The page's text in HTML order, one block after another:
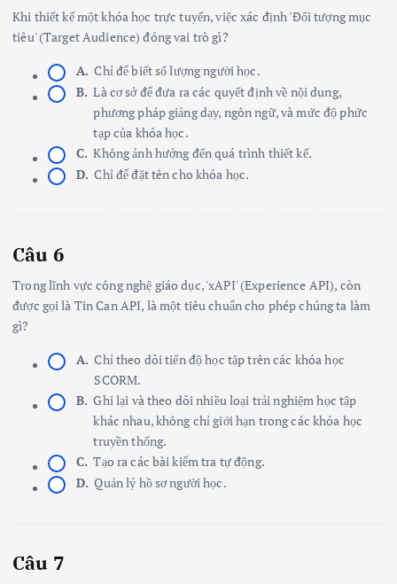
Khi thiết kế một khóa học trực tuyến, việc xác định 'Đối tượng mục
tiêu' (Target Audience) đóng vai trò gì?
A. Chỉ để biết số lượng người học.
B. Là cơ sở để đưa ra các quyết định về nội dung,
phương pháp giảng dạy, ngôn ngữ, và mức độ phức
tạp của khóa học.
C. Không ảnh hưởng đến quá trình thiết kế.
D. Chỉ để đặt tên cho khóa học.
Câu 6
Trong lĩnh vực công nghệ giáo dục, 'xAPI' (Experience API), còn
được gọi là Tin Can API, là một tiêu chuẩn cho phép chúng ta làm
gì?
A. Chỉ theo dõi tiến độ học tập trên các khóa học
SCORM.
B. Ghi lại và theo dõi nhiều loại trải nghiệm học tập
khác nhau, không chỉ giới hạn trong các khóa học
truyền thống.
C. Tạo ra các bài kiểm tra tự động.
D. Quản lý hồ sơ người học.
Câu 7